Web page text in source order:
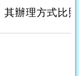
其辦理方式比